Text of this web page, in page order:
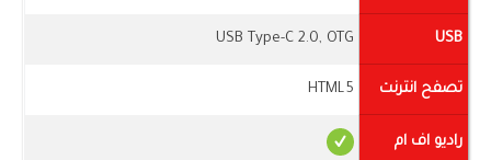
USB
USB Type-C 2.0, OTG
تصفح انترنت HTML5
راديو اف ام